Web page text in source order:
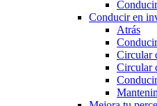
Conducir en
Atrás
Circular
Circular